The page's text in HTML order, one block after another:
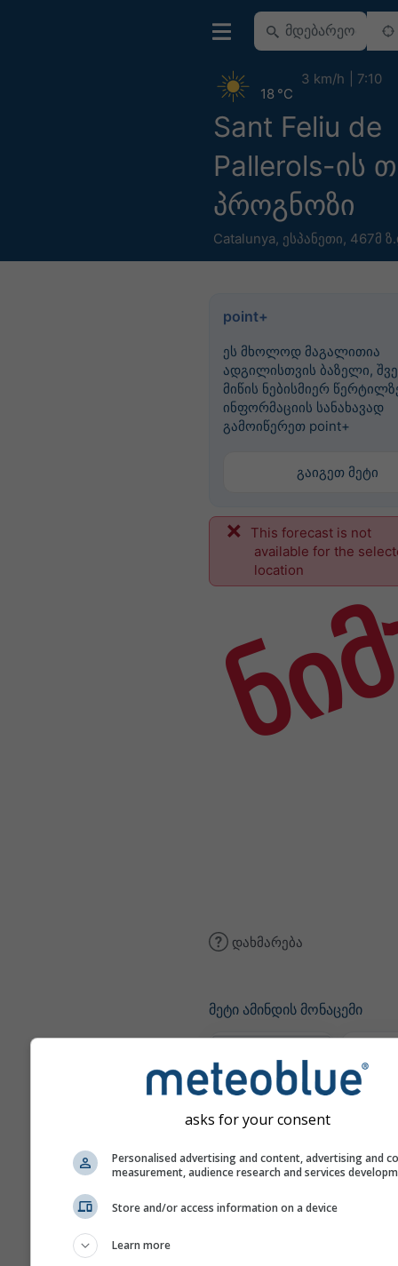
Sant Feliu de
Pallerols-ის
პროგნოზი
Catalunya, ესპანეთი, 467მ
18 °C
3 km/h 7:10
point+
ეს მხოლოდ მაგალითია
ადგილისთვის ბაზელი,
მიწის ნებისმიერ
ინფორმაციის სანახავად
გამოიწერეთ point+
გაიგეთ მეტი
This forecast is not
available for the
location
დახმარება
მეტი ამინდის მონაცემი
მეტეოგრამები
asks for your consent
Personalised advertising and content, advertising and
measurement, audience research and services
Store and/or access information on a device
Learn more